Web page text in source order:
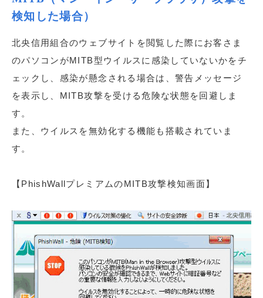
検知した場合）
北央信用組合のウェブサイトを閲覧した際にお客さま
のパソコンがMITB型ウイルスに感染していないかをチ
ェックし、感染が懸念される場合は、警告メッセージ
を表示し、MITB攻撃を受ける危険な状態を回避しま
す。
また、ウイルスを無効化する機能も搭載されていま
す。
【PhishWallプレミアムのMITB攻撃検知画面】